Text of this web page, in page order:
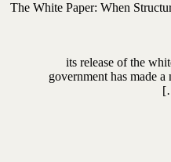
The White Paper: When
[…] its release of the
government has made